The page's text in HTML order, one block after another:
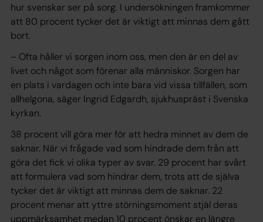
hur svenskar ser på sorg. I undersökningen framkommer
att 80 procent tycker det är viktigt att minnas dem gått
bort.
– Ofta håller vi sorgen inom oss, men den är en del av
livet och något som förenar alla människor. Sorgen har
en plats i vardagen och inte bara vid vissa tillfällen, som
allhelgona, säger Ingrid Edgardh, sjukhuspräst i Svenska
kyrkan.
38 procent vill göra mer för att hedra minnet av dem de
saknar. När vi frågade vad som hindrade dem från att
göra det fick vi olika typer av svar. 29 procent har svårt
att formulera vad som hindrar dem, trots att de själva
tycker det är viktigt att minnas dem de saknar. 22
procent menar att yttre störningsmoment stjäl deras
uppmärksamhet medan 10 procent önskar en längre